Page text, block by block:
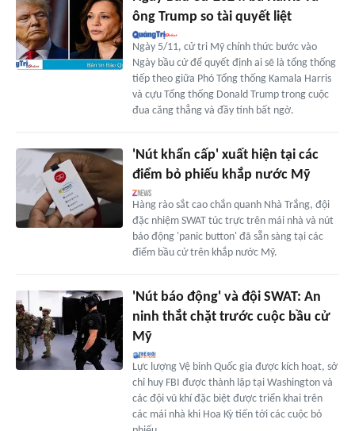
ông Trump so tài quyết liệt
Ngày 5/11, cử tri Mỹ chính thức bước vào
Ngày bầu cử để quyết định ai sẽ là tổng thống
tiếp theo giữa Phó Tổng thống Kamala Harris
và cựu Tổng thống Donald Trump trong cuộc
đua căng thẳng và đầy tính bất ngờ.
'Nút khẩn cấp' xuất hiện tại các
điểm bỏ phiếu khắp nước Mỹ
Hàng rào sắt cao chắn quanh Nhà Trắng, đội
đặc nhiệm SWAT túc trực trên mái nhà và nút
báo động 'panic button' đã sẵn sàng tại các
điểm bầu cử trên khắp nước Mỹ.
'Nút báo động' và đội SWAT: An
ninh thắt chặt trước cuộc bầu cử
Mỹ
Lực lượng Vệ binh Quốc gia được kích hoạt, sở
chỉ huy FBI được thành lập tại Washington và
các đội vũ khí đặc biệt được triển khai trên
các mái nhà khi Hoa Kỳ tiến tới các cuộc bỏ